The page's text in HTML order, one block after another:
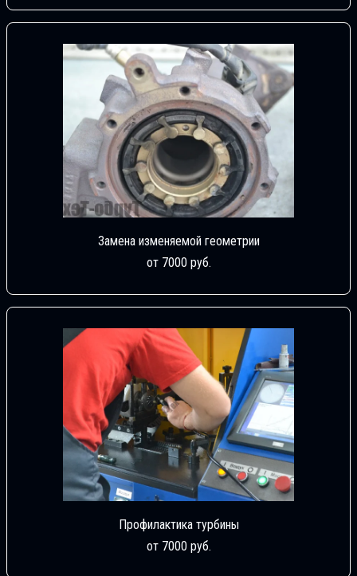
Замена изменяемой геометрии
от 7000 руб.
Профилактика турбины
от 7000 руб.